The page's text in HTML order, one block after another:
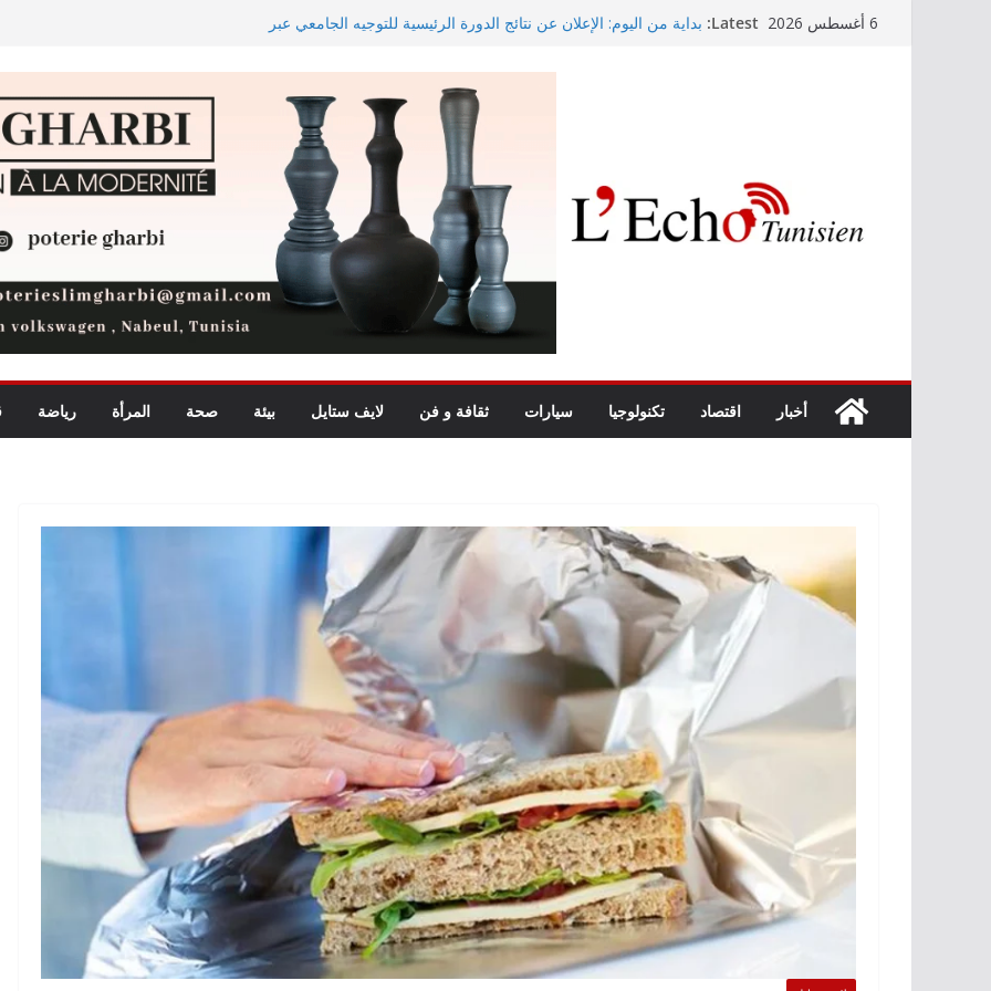
6 أغسطس 2026 Latest: بداية من اليوم: الإعلان عن نتائج الدورة الرئيسية للتوجيه الجامعي عبر
رئيس الجمهورية يُشــدد على أن حقّ الدّولة في استرجاع أموال
معهد الإحصاء: مؤشر أسعار الاستهلاك يرتفع بنسبة 0,2% خلال شهر
خبير في التربية السيبرانية يحذّر من مخاطر توجيه الذكاء الاصطناعي
التوليدي لتفاعلات المستخدمين
أخبار اقتصاد تكنولوجيا سيارات ثقافة و فن لايف ستايل بيئة صحة المرأة رياضة